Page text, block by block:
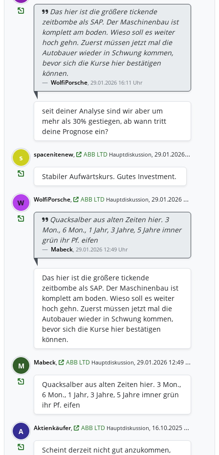
Das hier ist die größere tickende
zeitbombe als SAP. Der Maschinenbau ist
komplett am boden. Wieso soll es weiter
hoch gehn. Zuerst müssen jetzt mal die
Autobauer wieder in Schwung kommen,
bevor sich die Kurse hier bestätigen
können.
WolfiPorsche, 29.01.2026 16:11 Uhr
seit deiner Analyse sind wir aber um
mehr als 30% gestiegen, ab wann tritt
deine Prognose ein?
s spacenitenew, ABB LTD Hauptdiskussion, 29.01.2026 22:18 Uhr
Stabiler Aufwärtskurs. Gutes Investment.
W WolfiPorsche, ABB LTD Hauptdiskussion, 29.01.2026 16:11 Uhr
Quacksalber aus alten Zeiten hier. 3
Mon., 6 Mon., 1 Jahr, 3 Jahre, 5 Jahre imner
grün ihr Pf. eifen
Mabeck, 29.01.2026 12:49 Uhr
Das hier ist die größere tickende
zeitbombe als SAP. Der Maschinenbau ist
komplett am boden. Wieso soll es weiter
hoch gehn. Zuerst müssen jetzt mal die
Autobauer wieder in Schwung kommen,
bevor sich die Kurse hier bestätigen
können.
M Mabeck, ABB LTD Hauptdiskussion, 29.01.2026 12:49 Uhr
Quacksalber aus alten Zeiten hier. 3 Mon.,
6 Mon., 1 Jahr, 3 Jahre, 5 Jahre imner grün
ihr Pf. eifen
A Aktienkäufer, ABB LTD Hauptdiskussion, 16.10.2025 9:13 Uhr
Scheint derzeit nicht gut anzukommen,